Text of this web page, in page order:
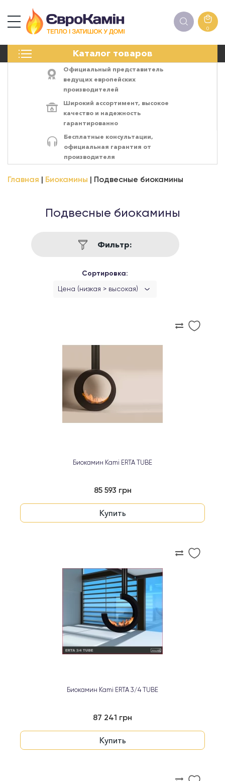
0
Каталог товаров
ПЕЧИ
ЭЛЕКТРОКАМИН
АКСЕССУАРЫ
ЭНЕРГОСИСТЕМЫ
Официальный представитель
ведущих европейских
производителей
Широкий ассортимент, высокое
качество и надежность
гарантированно
Бесплатные консультации,
официальная гарантия от
производителя
Главная Биокамины Подвесные биокамины
Подвесные биокамины
Фильтр:
Сортировка:
Цена (низкая > высокая)
Биокамин Kami ERTA TUBE
85 593 грн
Купить
Биокамин Kami ERTA 3/4 TUBE
87 241 грн
Купить